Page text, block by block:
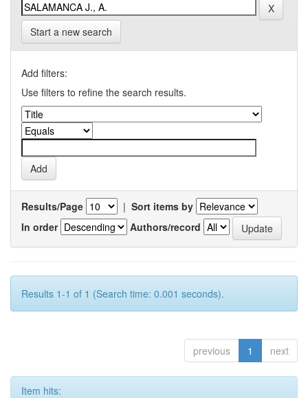
Start a new search
Add filters:
Use filters to refine the search results.
Results/Page | Sort items by
In order
Authors/record
Results 1-1 of 1 (Search time: 0.001 seconds).
previous 1 next
Item hits: